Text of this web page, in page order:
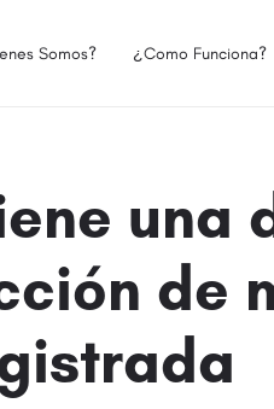
Somos? ¿Como Funciona?
una
de